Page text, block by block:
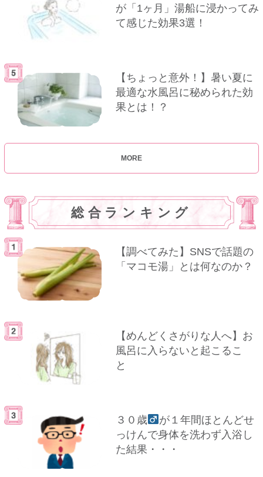
が「1ヶ月」湯船に浸かってみ
て感じた効果3選！
【ちょっと意外！】暑い夏に
最適な水風呂に秘められた効
果とは！？
MORE
総合ランキング
【調べてみた】SNSで話題の
「マコモ湯」とは何なのか？
【めんどくさがりな人へ】お
風呂に入らないと起こるこ
と
３０歳
が１年間ほとんどせ
っけんで身体を洗わず入浴し
た結果・・・